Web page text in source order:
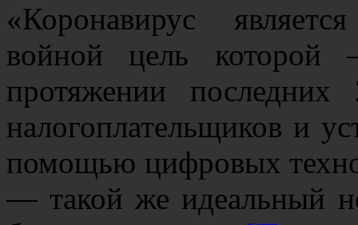
«Коронавирус
войной цель которой
протяжении
налогоплательщиков и
помощью цифровых
— такой же идеальный